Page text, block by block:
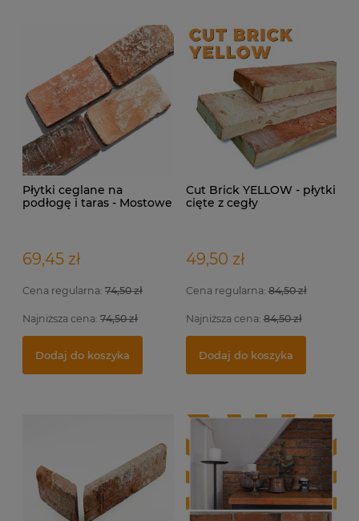
Płytki ceglane na
podłogę i taras - Mostowe
69,45 zł
Cena regularna: 74,50 zł
Najniższa cena: 74,50 zł
Dodaj do koszyka
Cut Brick YELLOW - płytki
cięte z cegły
49,50 zł
Cena regularna:84,50 zł
Najniższa cena:84,50 zł
Dodaj do koszyka
Indywidualna wizualizacja projektu
Dodaj do koszyka